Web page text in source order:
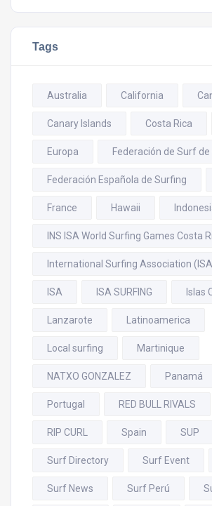
Tags
Australia California
Canary Islands Costa Rica
Europa Federación de Surf de
Federación Española de Surfing
France Hawaii
INS ISA World Surfing Games Costa
International Surfing Association
ISA ISA SURFING Islas
Lanzarote Latinoamerica
Local surfing Martinique
NATXO GONZALEZ Panamá
Portugal RED BULL RIVALS
RIP CURL Spain SUP
Surf Directory Surf Event
Surf News Surf Perú